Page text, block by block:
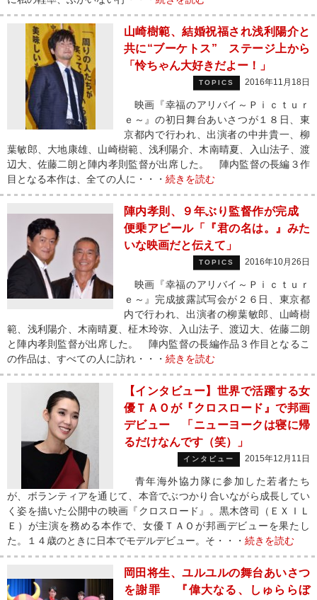
山崎樹範、結婚祝福され浅利陽介と
共に“ブーケトス” ステージ上から
「怜ちゃん大好きだよー！」
TOPICS 2016年11月18日
映画『幸福のアリバイ～Ｐｉｃｔｕｒ
ｅ～』の初日舞台あいさつが１８日、東
京都内で行われ、出演者の中井貴一、柳
葉敏郎、大地康雄、山崎樹範、浅利陽介、木南晴夏、入山法子、渡
辺大、佐藤二朗と陣内孝則監督が出席した。 陣内監督の長編３作
目となる本作は、全ての人に・・・ 続きを読む
陣内孝則、９年ぶり監督作が完成
便乗アピール「『君の名は。』みた
いな映画だと伝えて」
TOPICS 2016年10月26日
映画『幸福のアリバイ～Ｐｉｃｔｕｒ
ｅ～』完成披露試写会が２６日、東京都
内で行われ、出演者の柳葉敏郎、山崎樹
範、浅利陽介、木南晴夏、柾木玲弥、入山法子、渡辺大、佐藤二朗
と陣内孝則監督が出席した。 陣内監督の長編作品３作目となるこ
の作品は、すべての人に訪れ・・・ 続きを読む
【インタビュー】世界で活躍する女
優ＴＡＯが『クロスロード』で邦画
デビュー 「ニューヨークは寝に帰
るだけなんです（笑）」
インタビュー 2015年12月11日
青年海外協力隊に参加した若者たち
が、ボランティアを通じて、本音でぶつかり合いながら成長してい
く姿を描いた公開中の映画『クロスロード』。黒木啓司（ＥＸＩＬ
Ｅ）が主演を務める本作で、女優ＴＡＯが邦画デビューを果たし
た。１４歳のときに日本でモデルデビュー。そ・・・ 続きを読む
岡田将生、ユルユルの舞台あいさつ
を謝罪 『偉大なる、しゅららぼ